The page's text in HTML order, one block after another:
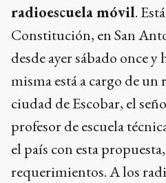
radioescuela móvil.
Constitución, en San
desde ayer sábado once
misma está a cargo de
ciudad de Escobar, el
profesor de escuela
el país con esta
requerimientos. A los